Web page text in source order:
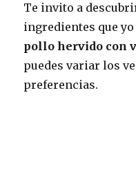
Te invito a
ingredientes que
pollo hervido con
puedes variar los
preferencias.